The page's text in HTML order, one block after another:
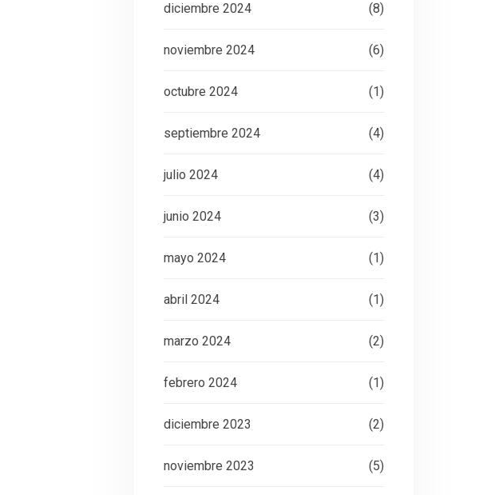
diciembre 2024 (8)
noviembre 2024 (6)
octubre 2024 (1)
septiembre 2024 (4)
julio 2024 (4)
junio 2024 (3)
mayo 2024 (1)
abril 2024 (1)
marzo 2024 (2)
febrero 2024 (1)
diciembre 2023 (2)
noviembre 2023 (5)